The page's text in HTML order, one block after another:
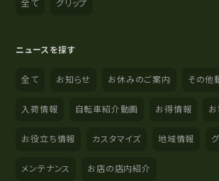
全て グリップ
ニュースを探す
全て お知らせ お休みのご案内 その他
入荷情報 自転車紹介動画 お得情報
お役立ち情報 カスタマイズ 地域情報
メンテナンス お店の店内紹介